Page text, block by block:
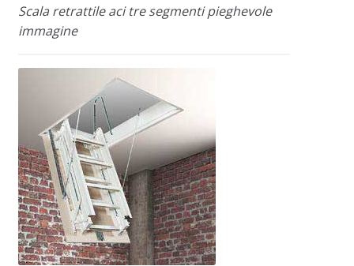
Scala retrattile aci tre segmenti pieghevole
immagine